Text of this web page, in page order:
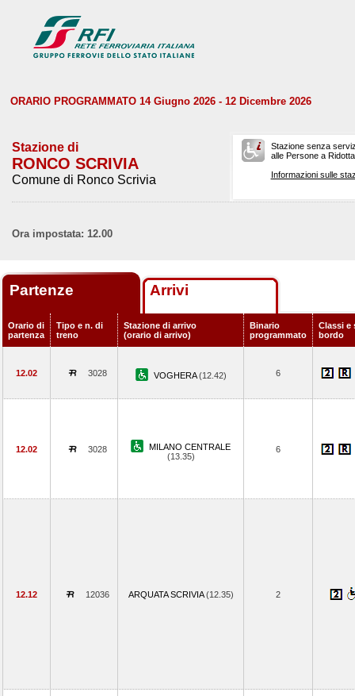
ORARIO PROGRAMMATO 14 Giugno 2026 - 12 Dicembre 2026
Stazione di
RONCO SCRIVIA
Comune di Ronco Scrivia
Stazione senza
alle Persone a
Informazioni sulle
Ora impostata: 12.00
Partenze Arrivi
Orario di
partenza
Tipo e n. di
treno
Stazione di arrivo
(orario di arrivo)
Binario
programmato
Classi e
bordo
12.02 3028 VOGHERA(12.42) 6
12.02 3028
MILANO CENTRALE
(13.35)
6
12.12 12036 ARQUATA SCRIVIA(12.35) 2